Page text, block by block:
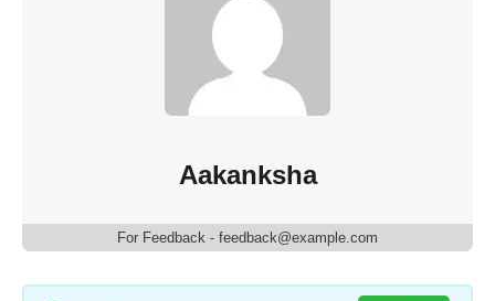
Aakanksha
For Feedback - feedback@example.com